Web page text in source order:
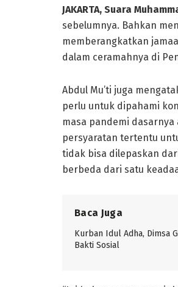
JAKARTA, Suara
sebelumnya. Bahkan
memberangkatkan
dalam ceramahnya di
Abdul Mu’ti juga
perlu untuk dipahami
masa pandemi
persyaratan tertentu
tidak bisa dilepaskan
berbeda dari satu
Baca Juga
Kurban Idul Adha, Dimsa
Bakti Sosial